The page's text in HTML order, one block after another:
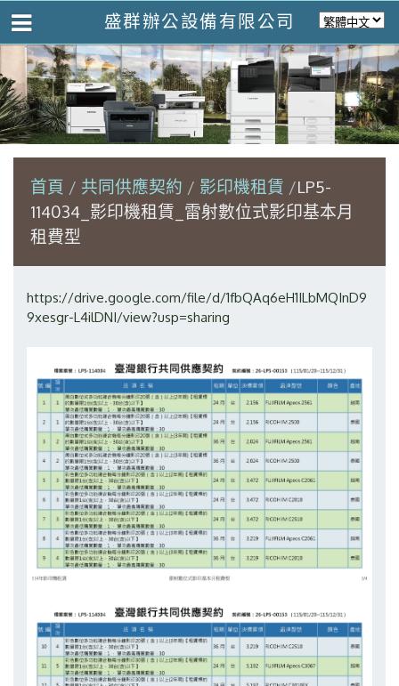
盛群辦公設備有限公司
首頁 共同供應契約 影印機租賃
LP5-
114034_影印機租賃_雷射數位式影印基本月
租費型
https://drive.google.com/file/d/1fbQAq6eH1ILbMQInD9
9xesgr-L4ilDNI/view?usp=sharing